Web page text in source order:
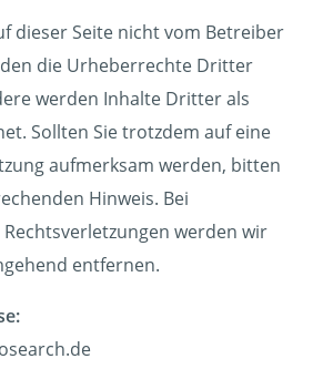
dieser Seite nicht vom Betreiber
die Urheberrechte Dritter
werden Inhalte Dritter als
Sollten Sie trotzdem auf eine
aufmerksam werden, bitten
Hinweis. Bei
werden wir
entfernen.